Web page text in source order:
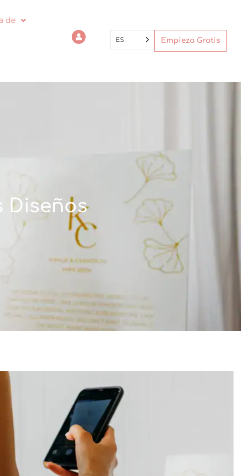
de
ES Empieza Gratis
Diseños